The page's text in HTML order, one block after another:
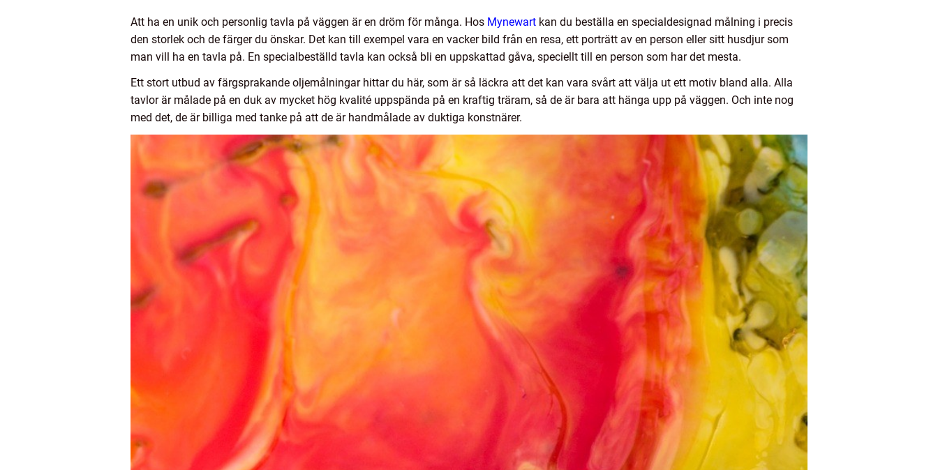
Att ha en unik och personlig tavla på väggen är en dröm för många. Hos Mynewart kan du beställa en specialdesignad målning i precis
den storlek och de färger du önskar. Det kan till exempel vara en vacker bild från en resa, ett porträtt av en person eller sitt husdjur som
man vill ha en tavla på. En specialbeställd tavla kan också bli en uppskattad gåva, speciellt till en person som har det mesta.
Ett stort utbud av färgsprakande oljemålningar hittar du här, som är så läckra att det kan vara svårt att välja ut ett motiv bland alla. Alla
tavlor är målade på en duk av mycket hög kvalité uppspända på en kraftig träram, så de är bara att hänga upp på väggen. Och inte nog
med det, de är billiga med tanke på att de är handmålade av duktiga konstnärer.